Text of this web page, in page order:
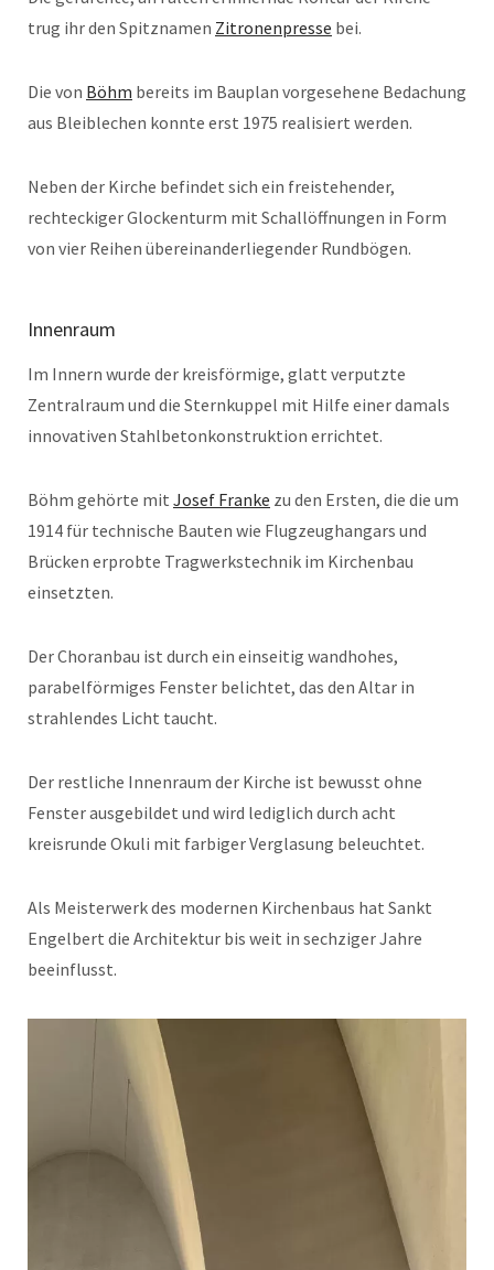
trug ihr den Spitznamen Zitronenpresse bei.
Die von Böhm bereits im Bauplan vorgesehene Bedachung
aus Bleiblechen konnte erst 1975 realisiert werden.
Neben der Kirche befindet sich ein freistehender,
rechteckiger Glockenturm mit Schallöffnungen in Form
von vier Reihen übereinanderliegender Rundbögen.
Innenraum
Im Innern wurde der kreisförmige, glatt verputzte
Zentralraum und die Sternkuppel mit Hilfe einer damals
innovativen Stahlbetonkonstruktion errichtet.
Böhm gehörte mit Josef Franke zu den Ersten, die die um
1914 für technische Bauten wie Flugzeughangars und
Brücken erprobte Tragwerkstechnik im Kirchenbau
einsetzten.
Der Choranbau ist durch ein einseitig wandhohes,
parabelförmiges Fenster belichtet, das den Altar in
strahlendes Licht taucht.
Der restliche Innenraum der Kirche ist bewusst ohne
Fenster ausgebildet und wird lediglich durch acht
kreisrunde Okuli mit farbiger Verglasung beleuchtet.
Als Meisterwerk des modernen Kirchenbaus hat Sankt
Engelbert die Architektur bis weit in sechziger Jahre
beeinflusst.